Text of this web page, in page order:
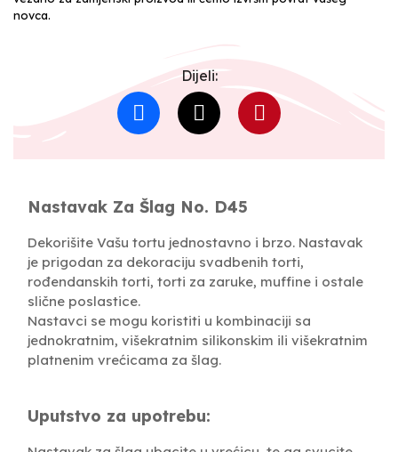
novca.
Dijeli:
Nastavak Za Šlag No. D45
Dekorišite Vašu tortu jednostavno i brzo. Nastavak
je prigodan za dekoraciju svadbenih torti,
rođendanskih torti, torti za zaruke, muffine i ostale
slične poslastice.
Nastavci se mogu koristiti u kombinaciji sa
jednokratnim, višekratnim silikonskim ili višekratnim
platnenim vrećicama za šlag.
Uputstvo za upotrebu: